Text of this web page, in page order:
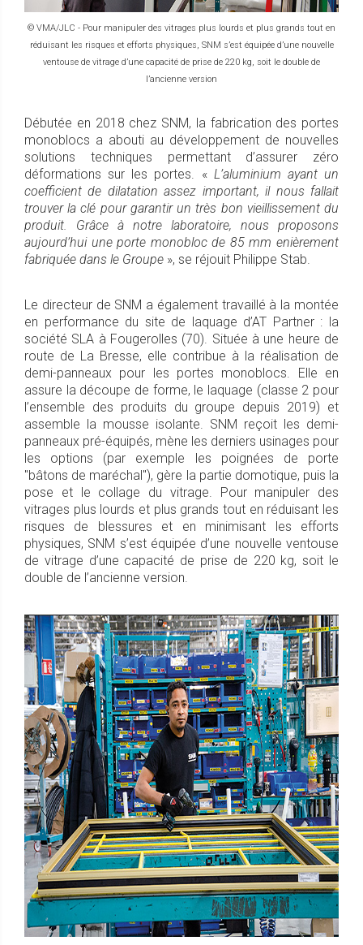
© VMA/JLC - Pour manipuler des vitrages plus lourds et plus grands tout en
réduisant les risques et efforts physiques, SNM s’est équipée d’une nouvelle
ventouse de vitrage d’une capacité de prise de 220 kg, soit le double de
l’ancienne version
Débutée en 2018 chez SNM, la fabrication des portes
monoblocs a abouti au développement de nouvelles
solutions techniques permettant d’assurer zéro
déformations sur les portes. « L’aluminium ayant un
coefficient de dilatation assez important, il nous fallait
trouver la clé pour garantir un très bon vieillissement du
produit. Grâce à notre laboratoire, nous proposons
aujourd’hui une porte monobloc de 85 mm enièrement
fabriquée dans le Groupe », se réjouit Philippe Stab.
Le directeur de SNM a également travaillé à la montée
en performance du site de laquage d’AT Partner : la
société SLA à Fougerolles (70). Située à une heure de
route de La Bresse, elle contribue à la réalisation de
demi-panneaux pour les portes monoblocs. Elle en
assure la découpe de forme, le laquage (classe 2 pour
l’ensemble des produits du groupe depuis 2019) et
assemble la mousse isolante. SNM reçoit les demi-
panneaux pré-équipés, mène les derniers usinages pour
les options (par exemple les poignées de porte
"bâtons de maréchal"), gère la partie domotique, puis la
pose et le collage du vitrage. Pour manipuler des
vitrages plus lourds et plus grands tout en réduisant les
risques de blessures et en minimisant les efforts
physiques, SNM s’est équipée d’une nouvelle ventouse
de vitrage d’une capacité de prise de 220 kg, soit le
double de l’ancienne version.